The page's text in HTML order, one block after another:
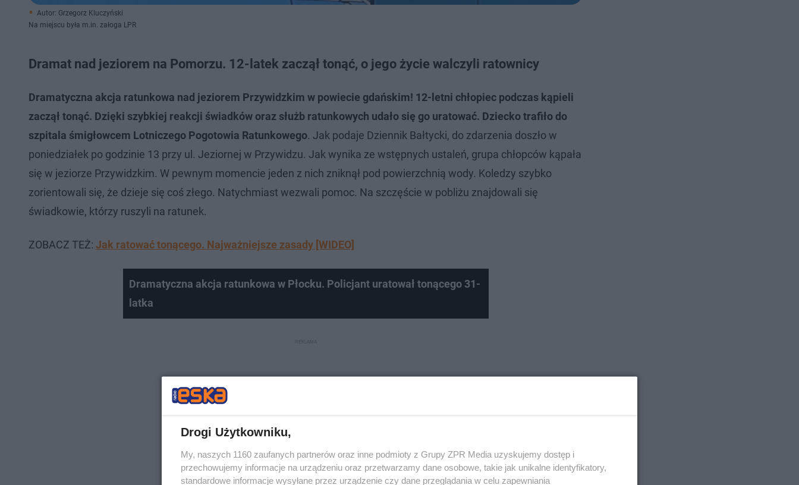
Autor: Grzegorz Kluczyński
Na miejscu była m.in. załoga LPR
Dramat nad jeziorem na Pomorzu. 12-latek zaczął tonąć, o jego życie walczyli ratownicy
Dramatyczna akcja ratunkowa nad jeziorem Przywidzkim w powiecie gdańskim! 12-letni chłopiec podczas kąpieli
zaczął tonąć. Dzięki szybkiej reakcji świadków oraz służb ratunkowych udało się go uratować. Dziecko trafiło do
szpitala śmigłowcem Lotniczego Pogotowia Ratunkowego. Jak podaje Dziennik Bałtycki, do zdarzenia doszło w
poniedziałek po godzinie 13 przy ul. Jeziornej w Przywidzu. Jak wynika ze wstępnych ustaleń, grupa chłopców kąpała
się w jeziorze Przywidzkim. W pewnym momencie jeden z nich zniknął pod powierzchnią wody. Koledzy szybko
zorientowali się, że dzieje się coś złego. Natychmiast wezwali pomoc. Na szczęście w pobliżu znajdowali się
świadkowie, którzy ruszyli na ratunek.
ZOBACZ TEŻ: Jak ratować tonącego. Najważniejsze zasady [WIDEO]
Dramatyczna akcja ratunkowa w Płocku. Policjant uratował tonącego 31-
latka
Drogi Użytkowniku,
My, naszych 1160 zaufanych partnerów oraz inne podmioty z Grupy ZPR Media uzyskujemy dostęp i
przechowujemy informacje na urządzeniu oraz przetwarzamy dane osobowe, takie jak unikalne identyfikatory,
standardowe informacje wysyłane przez urządzenie czy dane przeglądania w celu zapewniania